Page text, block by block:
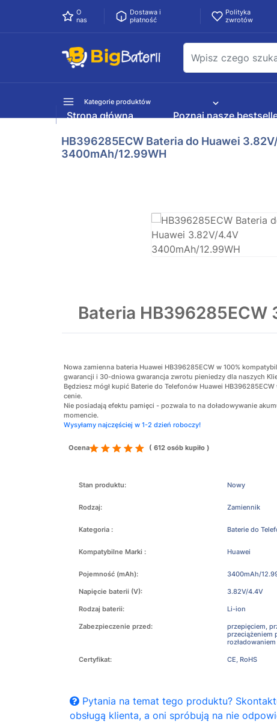
O
nas
Dostawa i
płatność
Polityka
zwrotów
Kategorie produktów
Strona główna Poznaj nasze
HB396285ECW Bateria do Huawei
3400mAh/12.99WH
Bateria
Nowa zamienna bateria Huawei HB396285ECW w 100%
gwarancji i 30-dniowa gwarancja zwrotu pieniedzy dla naszych
Będziesz mógł kupić Baterie do Telefonów Huawei
cenie.
Nie posiadają efektu pamięci - pozwala to na doładowywanie
momencie.
Wysyłamy najczęściej w 1-2 dzień roboczy!
Ocena ( 612 osób kupiło )
Stan produktu: Nowy
Rodzaj: Zamiennik
Kategoria : Baterie do
Kompatybilne Marki : Huawei
Pojemność (mAh): 3400mAh/
Napięcie baterii (V): 3.82V/4.4V
Rodzaj baterii: Li-ion
Zabezpieczenie przed:
przepięciem,
przeciążeniem
Certyfikat: CE, RoHS
Pytania na temat tego produktu?
obsługą klienta, a oni spróbują na nie